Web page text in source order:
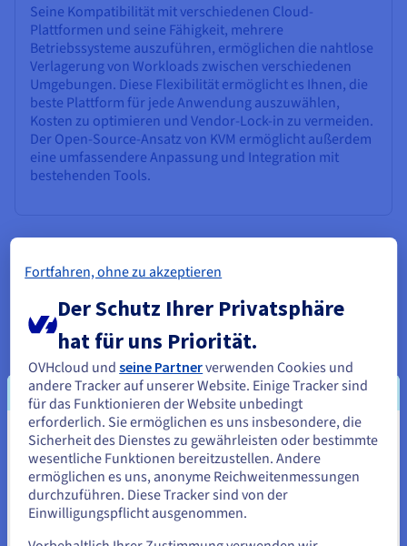
Seine Kompatibilität mit verschiedenen Cloud-
Plattformen und seine Fähigkeit, mehrere
Betriebssysteme auszuführen, ermöglichen die nahtlose
Verlagerung von Workloads zwischen verschiedenen
Umgebungen. Diese Flexibilität ermöglicht es Ihnen, die
beste Plattform für jede Anwendung auszuwählen,
Kosten zu optimieren und Vendor-Lock-in zu vermeiden.
Der Open-Source-Ansatz von KVM ermöglicht außerdem
eine umfassendere Anpassung und Integration mit
bestehenden Tools.
KVM-Architektur und
Funktionsweise
Die Architektur von KVM ist einzigartig in seiner engen
Integration mit dem Linux-Kernel, wodurch es möglich ist, als
leistungsstarke und effiziente Plattform zu fungieren.
Rolle des Hypervisors bei KVM
In KVM fungiert der Linux-Kernel selbst als Hypervisor. Dies ist
ein entscheidender Unterschied zu einigen anderen
Optionen, die ein separates, dediziertes Betriebssystem
verwenden. Der Hypervisor ist die Softwareschicht, die
virtuelle Maschinen erstellt und verwaltet. In KVM nutzt der
Sie scheinen sich in Vereinigte
Staaten zu befinden.
Wenn Sie aus Vereinigte Staaten bestellen möchten, müssen Sie
sich auf der entsprechenden Website umsehen und dort einen
Account erstellen.
Fortfahren, ohne zu akzeptieren
Der Schutz Ihrer Privatsphäre
hat für uns Priorität.
OVHcloud undseine Partnerverwenden Cookies und
andere Tracker auf unserer Website. Einige Tracker sind
für das Funktionieren der Website unbedingt
erforderlich. Sie ermöglichen es uns insbesondere, die
Sicherheit des Dienstes zu gewährleisten oder bestimmte
wesentliche Funktionen bereitzustellen. Andere
ermöglichen es uns, anonyme Reichweitenmessungen
durchzuführen. Diese Tracker sind von der
Einwilligungspflicht ausgenommen.